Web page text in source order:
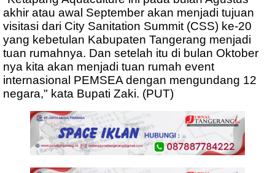
akhir atau awal September akan menjadi tujuan
visitasi dari City Sanitation Summit (CSS) ke-20
yang kebetulan Kabupaten Tangerang menjadi
tuan rumahnya. Dan setelah itu di bulan Oktober
nya kita akan menjadi tuan rumah event
internasional PEMSEA dengan mengundang 12
negara," kata Bupati Zaki. (PUT)